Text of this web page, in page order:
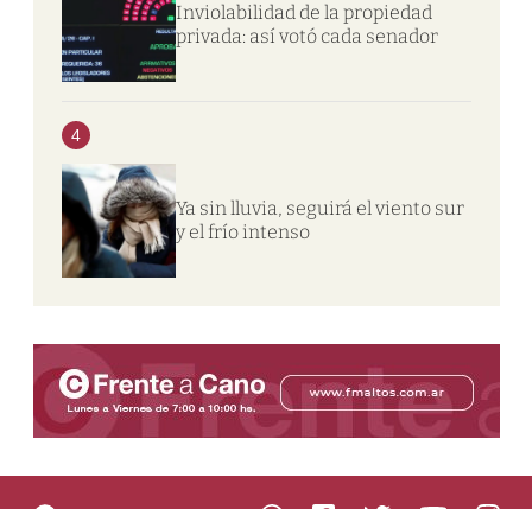
Inviolabilidad de la propiedad
privada: así votó cada senador
4
Ya sin lluvia, seguirá el viento sur
y el frío intenso